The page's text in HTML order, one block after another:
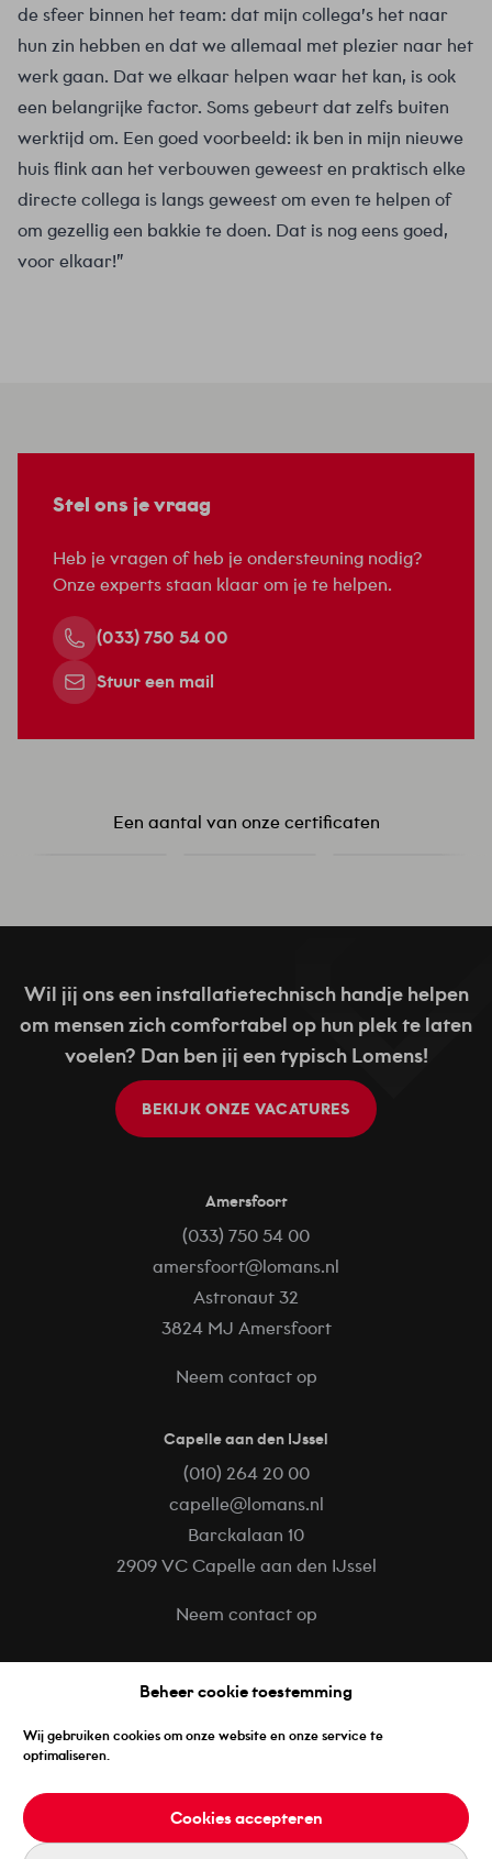
Beheer cookie toestemming
Wij gebruiken cookies om onze website en onze service te
optimaliseren.
Cookies accepteren
de sfeer binnen het team: dat mijn collega’s het naar
hun zin hebben en dat we allemaal met plezier naar het
werk gaan. Dat we elkaar helpen waar het kan, is ook
een belangrijke factor. Soms gebeurt dat zelfs buiten
werktijd om. Een goed voorbeeld: ik ben in mijn nieuwe
huis flink aan het verbouwen geweest en praktisch elke
directe collega is langs geweest om even te helpen of
om gezellig een bakkie te doen. Dat is nog eens goed,
voor elkaar!”
Stel ons je vraag
Heb je vragen of heb je ondersteuning nodig?
Onze experts staan klaar om je te helpen.
(033) 750 54 00
Stuur een mail
Een aantal van onze certificaten
Wil jij ons een installatietechnisch handje helpen
om mensen zich comfortabel op hun plek te laten
voelen? Dan ben jij een typisch Lomens!
BEKIJK ONZE VACATURES
Amersfoort
(033) 750 54 00
amersfoort@lomans.nl
Astronaut 32
3824 MJ Amersfoort
Neem contact op
Capelle aan den IJssel
(010) 264 20 00
capelle@lomans.nl
Barckalaan 10
2909 VC Capelle aan den IJssel
Neem contact op
LinkedIn